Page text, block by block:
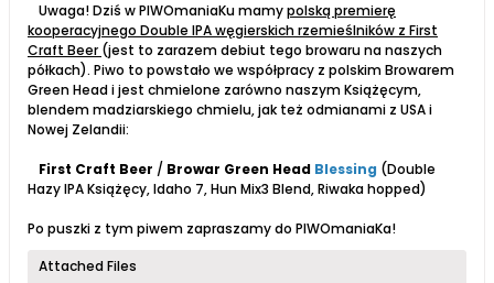
Uwaga! Dziś w PIWOmaniaKu mamypolską premierę
kooperacyjnego Double IPA węgierskich rzemieślników z First
Craft Beer (jest to zarazem debiut tego browaru na naszych
półkach). Piwo to powstało we współpracy z polskim Browarem
Green Head i jest chmielone zarówno naszym Książęcym,
blendem madziarskiego chmielu, jak też odmianami z USA i
Nowej Zelandii:
First Craft Beer / Browar Green Head Blessing (Double
Hazy IPA Książęcy, Idaho 7, Hun Mix3 Blend, Riwaka hopped)
Po puszki z tym piwem zapraszamy do PIWOmaniaKa!
Attached Files